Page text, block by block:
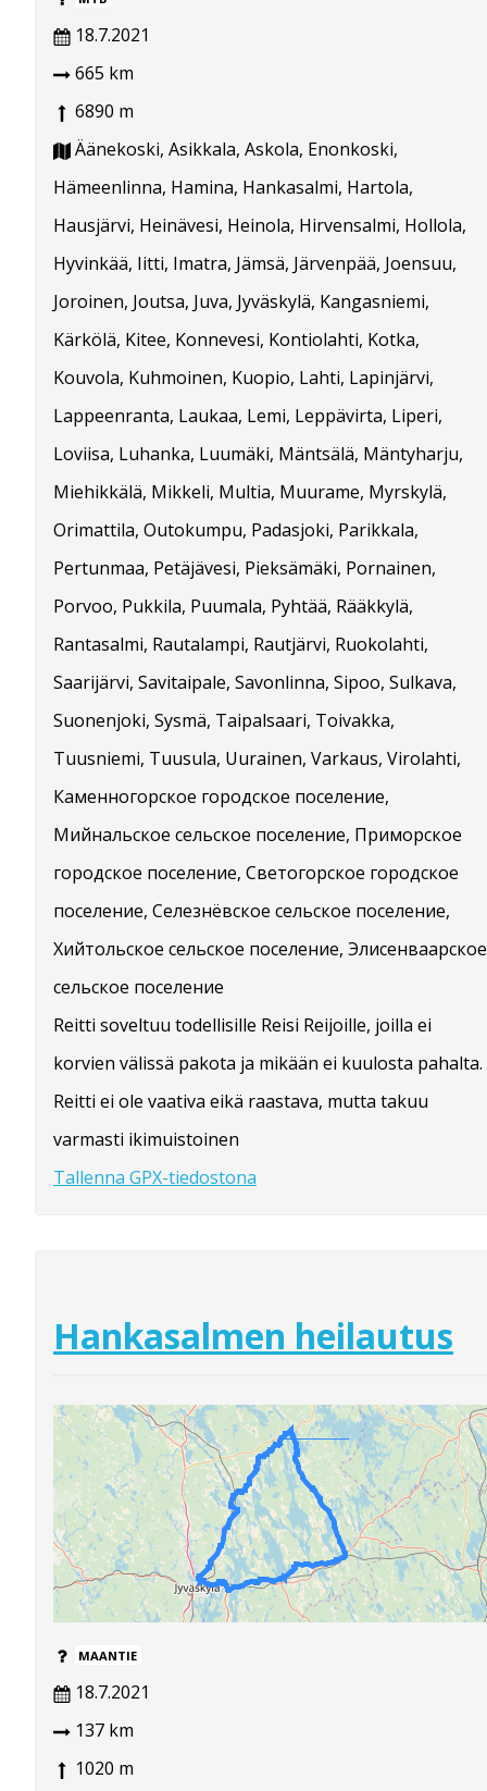
18.7.2021
665 km
6890 m
Äänekoski, Asikkala, Askola, Enonkoski,
Hämeenlinna, Hamina, Hankasalmi, Hartola,
Hausjärvi, Heinävesi, Heinola, Hirvensalmi, Hollola,
Hyvinkää, Iitti, Imatra, Jämsä, Järvenpää, Joensuu,
Joroinen, Joutsa, Juva, Jyväskylä, Kangasniemi,
Kärkölä, Kitee, Konnevesi, Kontiolahti, Kotka,
Kouvola, Kuhmoinen, Kuopio, Lahti, Lapinjärvi,
Lappeenranta, Laukaa, Lemi, Leppävirta, Liperi,
Loviisa, Luhanka, Luumäki, Mäntsälä, Mäntyharju,
Miehikkälä, Mikkeli, Multia, Muurame, Myrskylä,
Orimattila, Outokumpu, Padasjoki, Parikkala,
Pertunmaa, Petäjävesi, Pieksämäki, Pornainen,
Porvoo, Pukkila, Puumala, Pyhtää, Rääkkylä,
Rantasalmi, Rautalampi, Rautjärvi, Ruokolahti,
Saarijärvi, Savitaipale, Savonlinna, Sipoo, Sulkava,
Suonenjoki, Sysmä, Taipalsaari, Toivakka,
Tuusniemi, Tuusula, Uurainen, Varkaus, Virolahti,
Каменногорское городское поселение,
Мийнальское сельское поселение, Приморское
городское поселение, Светогорское городское
поселение, Селезнёвское сельское поселение,
Хийтольское сельское поселение, Элисенваарское
сельское поселение
Reitti soveltuu todellisille Reisi Reijoille, joilla ei
korvien välissä pakota ja mikään ei kuulosta pahalta.
Reitti ei ole vaativa eikä raastava, mutta takuu
varmasti ikimuistoinen
Tallenna GPX-tiedostona
Hankasalmen heilautus
MAANTIE
18.7.2021
137 km
1020 m